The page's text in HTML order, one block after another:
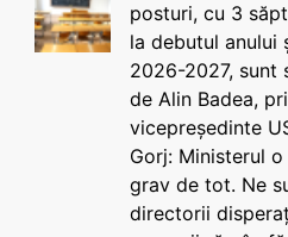
posturi, cu 3
la debutul anului
2026-2027, sunt
de Alin Badea,
vicepreședinte
Gorj: Ministerul
grav de tot. Ne
directorii